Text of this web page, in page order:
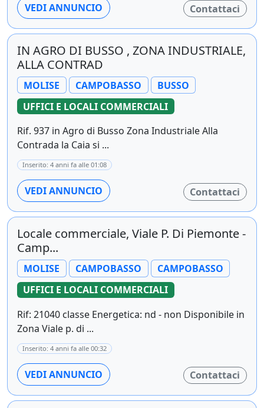
VEDI ANNUNCIO Contattaci
IN AGRO DI BUSSO , ZONA INDUSTRIALE,
ALLA CONTRAD
MOLISE CAMPOBASSO
BUSSO
UFFICI E LOCALI COMMERCIALI
Rif. 937 in Agro di Busso Zona Industriale Alla
Contrada la Caia si ...
Inserito: 4 anni fa alle 01:08
VEDI ANNUNCIO Contattaci
Locale commerciale, Viale P. Di Piemonte -
Camp...
MOLISE CAMPOBASSO
CAMPOBASSO
UFFICI E LOCALI COMMERCIALI
Rif: 21040 classe Energetica: nd - non Disponibile in
Zona Viale p. di ...
Inserito: 4 anni fa alle 00:32
VEDI ANNUNCIO Contattaci